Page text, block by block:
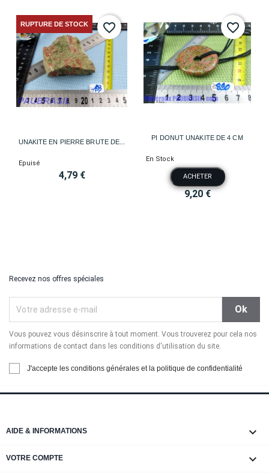
UNAKITE EN PIERRE BRUTE DE...
Epuisé
4,79 €
RUPTURE DE STOCK favorite_border
PI DONUT UNAKITE DE 4 CM
En Stock
ACHETER
9,20 €
favorite_border
Recevez nos offres spéciales
Vous pouvez vous désinscrire à tout moment. Vous trouverez pour cela nos
informations de contact dans les conditions d'utilisation du site.
J'accepte les conditions générales et la politique de confidentialité
AIDE & INFORMATIONS 
VOTRE COMPTE 